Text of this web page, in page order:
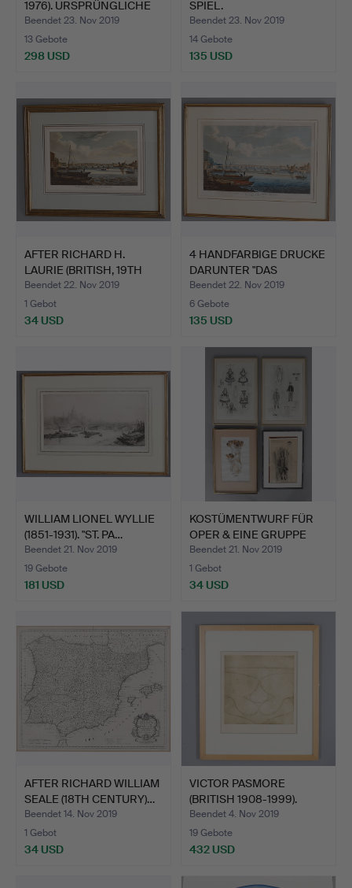
1976). URSPRÜNGLICHE
C…
Beendet 23. Nov 2019
13 Gebote
298 USD
SPIEL.
Beendet 23. Nov 2019
14 Gebote
135 USD
AFTER RICHARD H.
LAURIE (BRITISH, 19TH
CEN…
Beendet 22. Nov 2019
1 Gebot
34 USD
4 HANDFARBIGE DRUCKE
DARUNTER "DAS
FINDELK…
Beendet 22. Nov 2019
6 Gebote
135 USD
WILLIAM LIONEL WYLLIE
(1851-1931). "ST. PA…
Beendet 21. Nov 2019
19 Gebote
181 USD
KOSTÜMENTWURF FÜR
OPER & EINE GRUPPE
VON 9…
Beendet 21. Nov 2019
1 Gebot
34 USD
AFTER RICHARD WILLIAM
SEALE (18TH CENTURY)…
Beendet 14. Nov 2019
1 Gebot
34 USD
VICTOR PASMORE
(BRITISH 1908-1999).
HÖHLE …
Beendet 4. Nov 2019
19 Gebote
432 USD